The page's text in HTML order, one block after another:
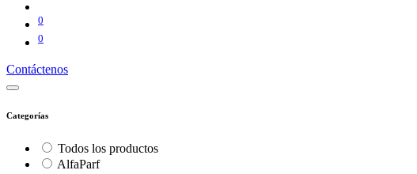
0
0
Contáctenos
Categorías
Todos los productos
AlfaParf